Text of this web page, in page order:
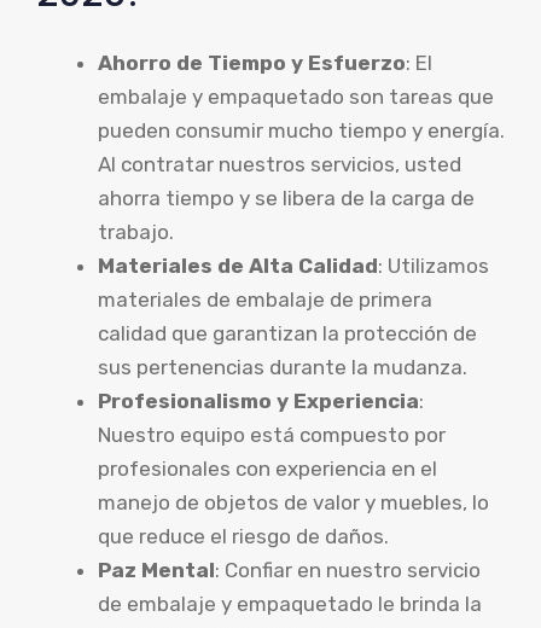
Ahorro de Tiempo y Esfuerzo: El
embalaje y empaquetado son tareas que
pueden consumir mucho tiempo y energía.
Al contratar nuestros servicios, usted
ahorra tiempo y se libera de la carga de
trabajo.
Materiales de Alta Calidad: Utilizamos
materiales de embalaje de primera
calidad que garantizan la protección de
sus pertenencias durante la mudanza.
Profesionalismo y Experiencia:
Nuestro equipo está compuesto por
profesionales con experiencia en el
manejo de objetos de valor y muebles, lo
que reduce el riesgo de daños.
Paz Mental: Confiar en nuestro servicio
de embalaje y empaquetado le brinda la